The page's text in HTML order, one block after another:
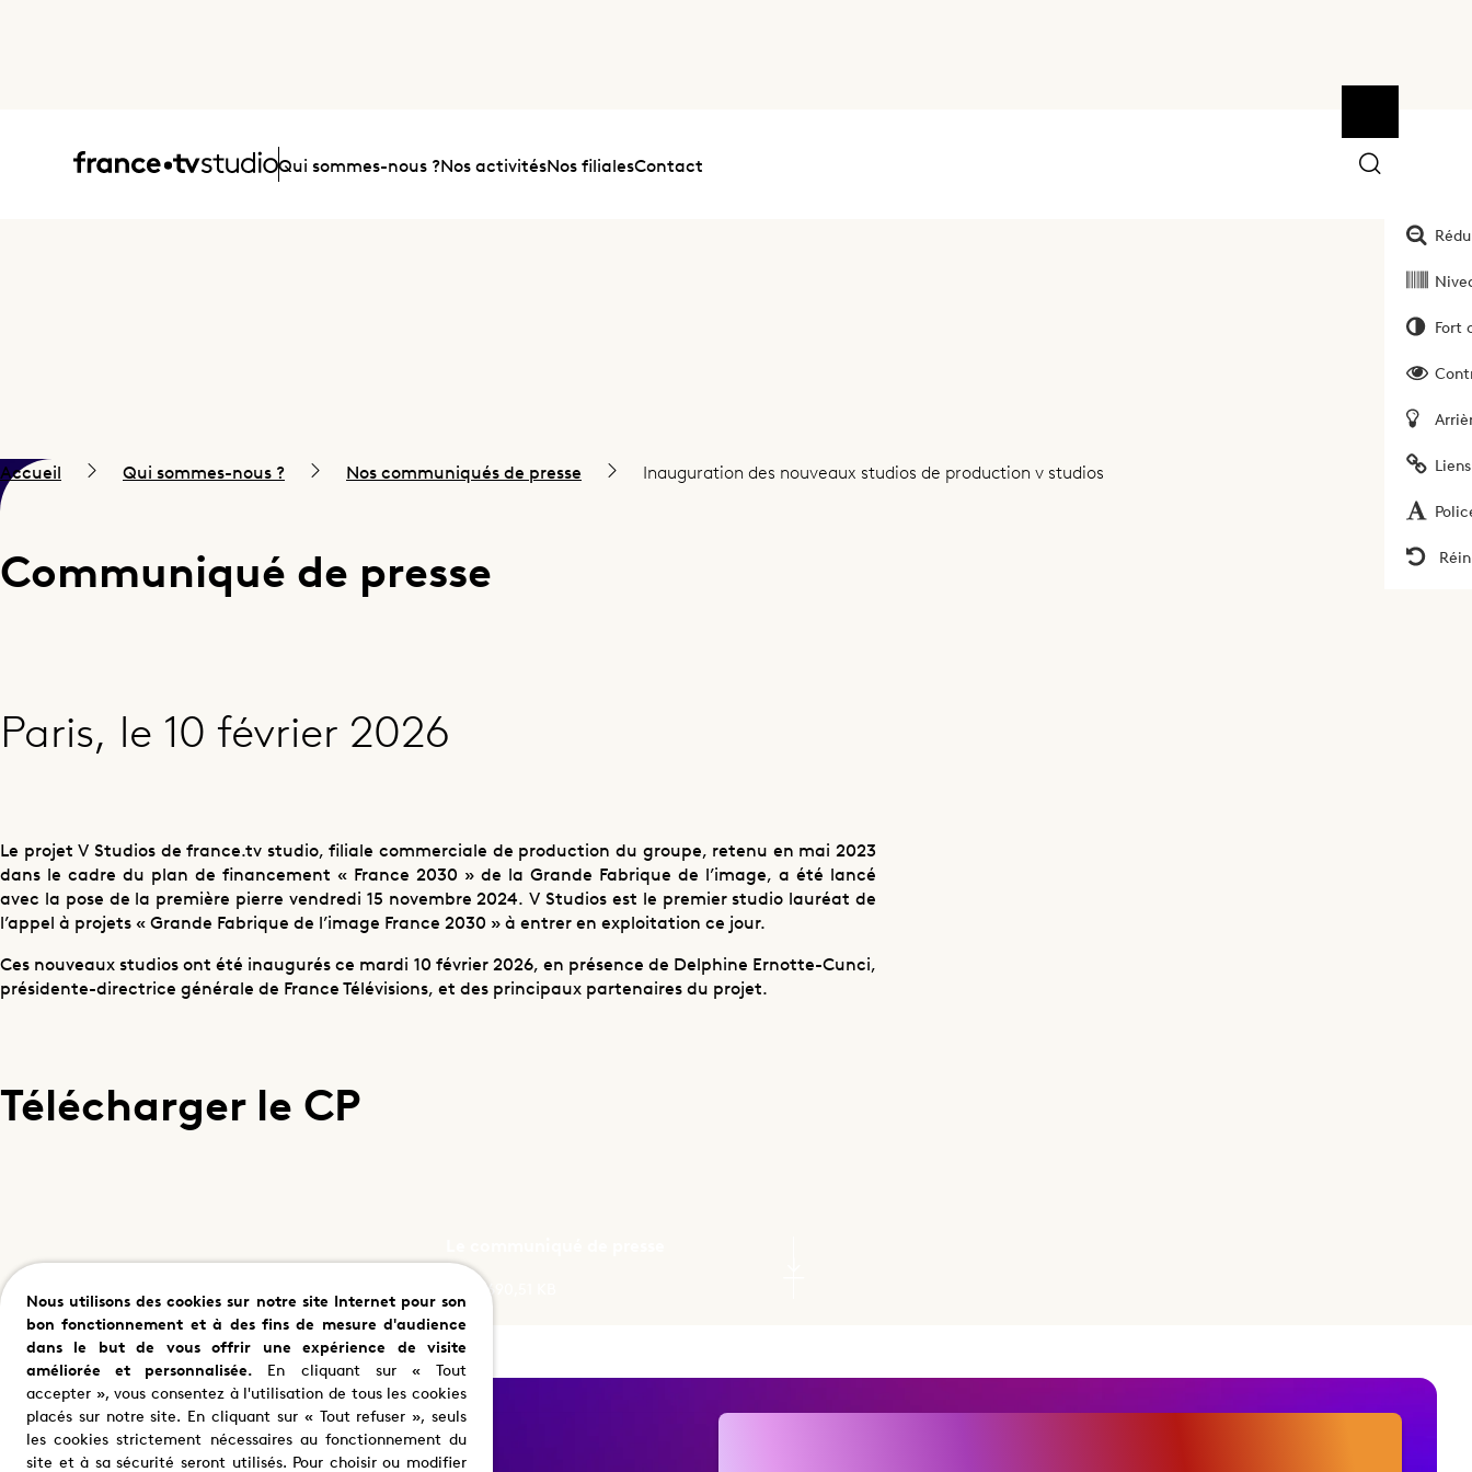
Ouvrir la
Fort
Accueil Qui sommes-nous ?Nos activitésNos filialesContact
Inauguration des nouveaux studios de
production V Studios
Partager cette page
Accueil Qui sommes-nous ? Nos communiqués de presse Inauguration des nouveaux studios de production v studios
Communiqué de presse
Paris, le 10 février 2026
Le projet V Studios de france.tv studio, filiale commerciale de production du groupe, retenu en mai 2023
dans le cadre du plan de financement « France 2030 » de la Grande Fabrique de l’image, a été lancé
avec la pose de la première pierre vendredi 15 novembre 2024. V Studios est le premier studio lauréat de
l’appel à projets « Grande Fabrique de l’image France 2030 » à entrer en exploitation ce jour.
Ces nouveaux studios ont été inaugurés ce mardi 10 février 2026, en présence de Delphine Ernotte-Cunci,
présidente-directrice générale de France Télévisions, et des principaux partenaires du projet.
Télécharger le CP
PDF | 690,51 KB
Nous utilisons des cookies sur notre site Internet pour son
bon fonctionnement et à des fins de mesure d'audience
dans le but de vous offrir une expérience de visite
améliorée et personnalisée. En cliquant sur « Tout
accepter », vous consentez à l'utilisation de tous les cookies
placés sur notre site. En cliquant sur « Tout refuser », seuls
les cookies strictement nécessaires au fonctionnement du
site et à sa sécurité seront utilisés. Pour choisir ou modifier